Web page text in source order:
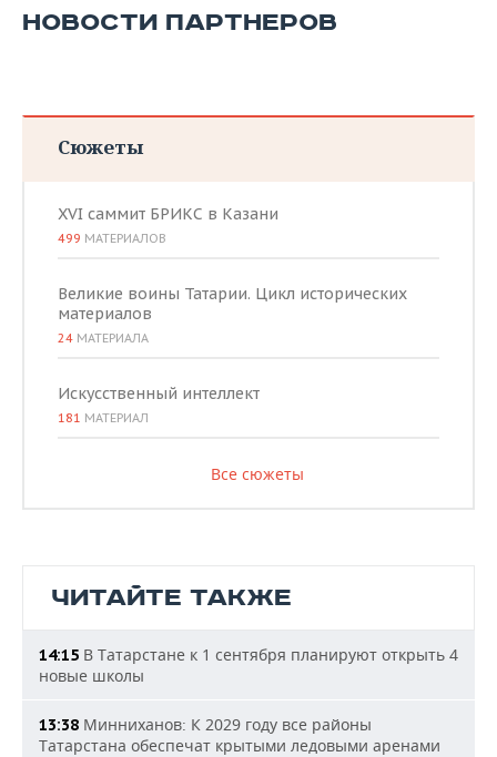
НОВОСТИ ПАРТНЕРОВ
Сюжеты
XVI саммит БРИКС в Казани
499 МАТЕРИАЛОВ
Великие воины Татарии. Цикл исторических
материалов
24 МАТЕРИАЛА
Искусственный интеллект
181 МАТЕРИАЛ
Все сюжеты
ЧИТАЙТЕ ТАКЖЕ
14:15 В Татарстане к 1 сентября планируют открыть 4
новые школы
13:38 Минниханов: К 2029 году все районы
Татарстана обеспечат крытыми ледовыми аренами